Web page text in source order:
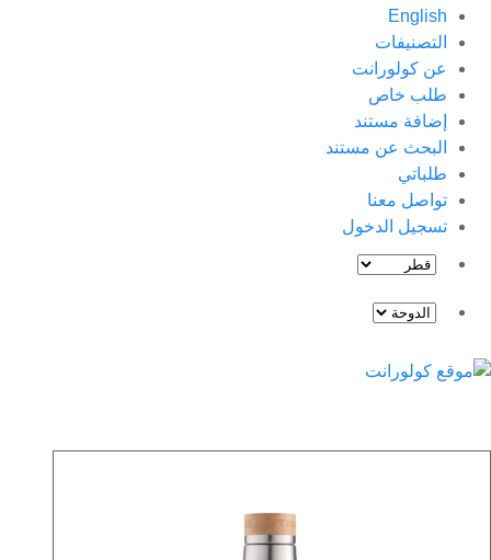
English
التصنيفات
عن كولورانت
طلب خاص
إضافة مستند
البحث عن مستند
طلباتي
تواصل معنا
تسجيل الدخول